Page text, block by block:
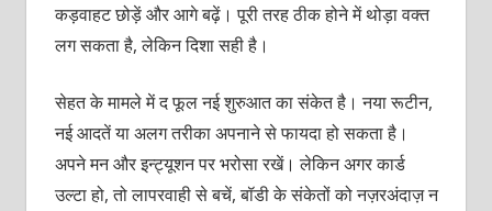
कड़वाहट छोड़ें और आगे बढ़ें। पूरी तरह ठीक होने में थोड़ा वक्त
लग सकता है, लेकिन दिशा सही है।
सेहत के मामले में द फूल नई शुरुआत का संकेत है। नया रूटीन,
नई आदतें या अलग तरीका अपनाने से फायदा हो सकता है।
अपने मन और इन्ट्यूशन पर भरोसा रखें। लेकिन अगर कार्ड
उल्टा हो, तो लापरवाही से बचें, बॉडी के संकेतों को नज़रअंदाज़ न